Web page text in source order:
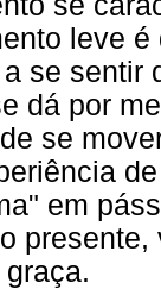
leve
se sentir
dá por
se
em